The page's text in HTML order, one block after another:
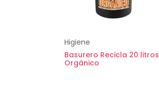
Higiene
Basurero Recicla 20 litros
Orgánico